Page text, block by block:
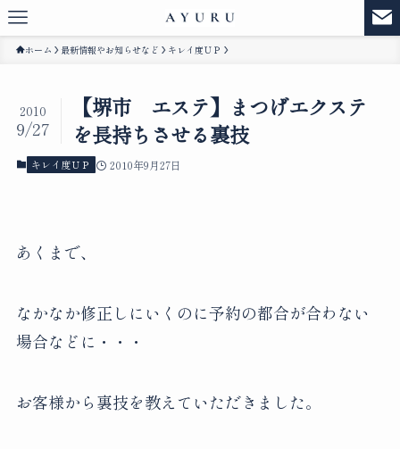
ホーム 最新情報やお知らせなど キレイ度ＵＰ
【堺市 エステ】まつげエクステ
を長持ちさせる裏技
2010
9/27
キレイ度ＵＰ 2010年9月27日
あくまで、
なかなか修正しにいくのに予約の都合が合わない
場合などに・・・
お客様から裏技を教えていただきました。